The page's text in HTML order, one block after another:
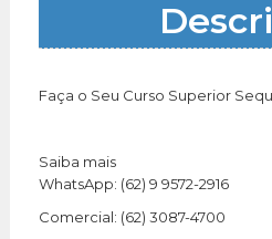
Faça o Seu Curso Superior
Saiba mais
WhatsApp: (62) 9 9572-2916
Comercial: (62) 3087-4700